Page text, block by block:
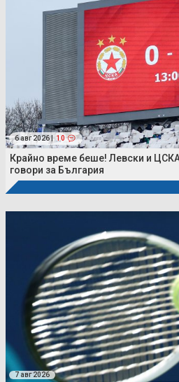
6 авг 2026 | 10
Крайно време беше! Левски и
говори за България
7 авг 2026